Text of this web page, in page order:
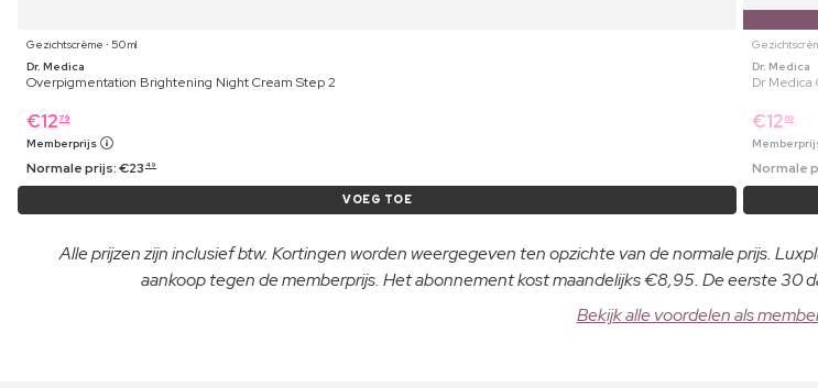
Gezichtscrème ⋅ 50 ml
Dr. Medica
Overpigmentation Brightening Night Cream Step 2
€12 79
Memberprijs
Normale prijs:€23 49
VOEG TOE
Dr. Medica
Dr
€12 69
Normale
Alle prijzen zijn inclusief btw. Kortingen worden weergegeven ten opzichte van de normale prijs.
aankoop tegen de memberprijs. Het abonnement kost maandelijks €8,95. De eerste 30
Bekijk alle voordelen als